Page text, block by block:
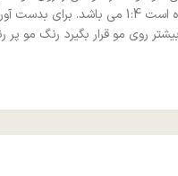
استفاده از پودر رنگی و اکسیدان
روی مو قرار بگیرد رنگ مو